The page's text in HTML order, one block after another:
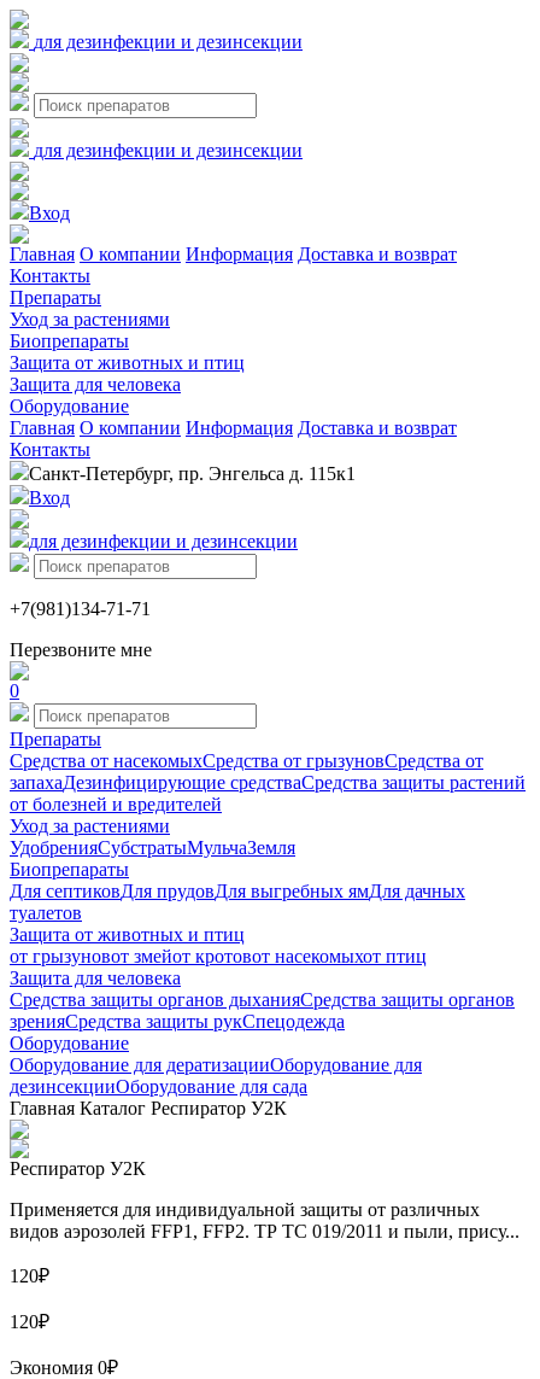
для дезинфекции и дезинсекции
для дезинфекции и дезинсекции
Вход
Главная О компании Информация Доставка и возврат
Контакты
Препараты
Уход за растениями
Биопрепараты
Защита от животных и птиц
Защита для человека
Оборудование
Главная О компании Информация Доставка и возврат
Контакты
Санкт-Петербург, пр. Энгельса д. 115к1
Вход
для дезинфекции и дезинсекции
+7(981)134-71-71
Перезвоните мне
0
Препараты
Средства от насекомыхСредства от грызуновСредства от
запахаДезинфицирующие средстваСредства защиты растений
от болезней и вредителей
Уход за растениями
УдобренияСубстратыМульчаЗемля
Биопрепараты
Для септиковДля прудовДля выгребных ямДля дачных
туалетов
Защита от животных и птиц
от грызуновот змейот кротовот насекомыхот птиц
Защита для человека
Средства защиты органов дыханияСредства защиты органов
зренияСредства защиты рукСпецодежда
Оборудование
Оборудование для дератизацииОборудование для
дезинсекцииОборудование для сада
Главная Каталог Респиратор У2К
Респиратор У2К
Применяется для индивидуальной защиты от различных
видов аэрозолей FFP1, FFP2. ТР ТС 019/2011 и пыли, прису...
120₽
120₽
Экономия 0₽